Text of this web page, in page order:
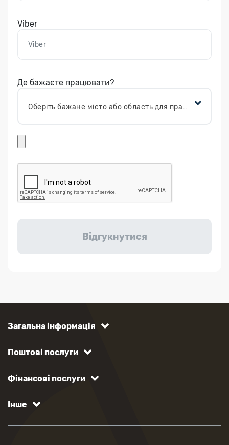
Viber
Де бажаєте працювати?
Оберіть бажане місто або область для працевлаштування
Загальна інформація
Поштові послуги
Фінансові послуги
Інше